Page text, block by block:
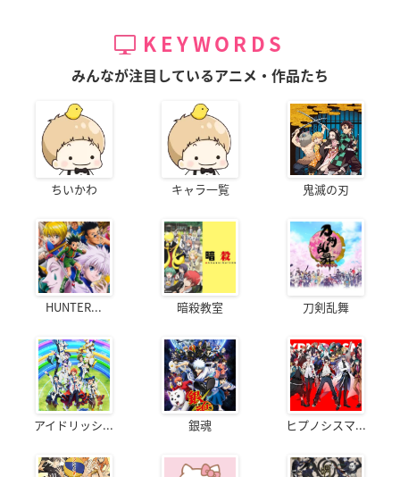
KEYWORDS
みんなが注目しているアニメ・作品たち
ちいかわ キャラ一覧 鬼滅の刃
HUNTER... 暗殺教室 刀剣乱舞
アイドリッシ... 銀魂 ヒプノシスマ...